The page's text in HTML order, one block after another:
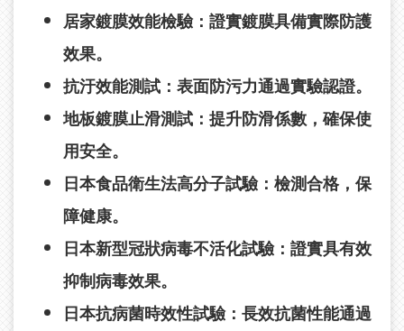
居家鍍膜效能檢驗：證實鍍膜具備實際防護
效果。
抗汙效能測試 ：表面防污力通過實驗認證。
地板鍍膜止滑測試 ：提升防滑係數，確保使
用安全。
日本食品衛生法高分子試驗：檢測合格，保
障健康。
日本新型冠狀病毒不活化試驗：證實具有效
抑制病毒效果。
日本抗病菌時效性試驗：長效抗菌性能通過